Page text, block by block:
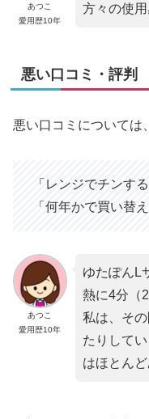
あつこ
愛用歴10年
方々の使
悪い口コミ・評判
悪い口コミについては
「レンジでチンす
「何年かで買い替
あつこ
愛用歴10年
ゆたぽんL
熱に4分（
私は、そ
たりして
はほとんど